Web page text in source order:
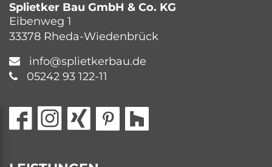
Splietker Bau GmbH & Co. KG
Eibenweg 1
33378 Rheda-Wiedenbrück
info@splietkerbau.de
05242 93 122-11